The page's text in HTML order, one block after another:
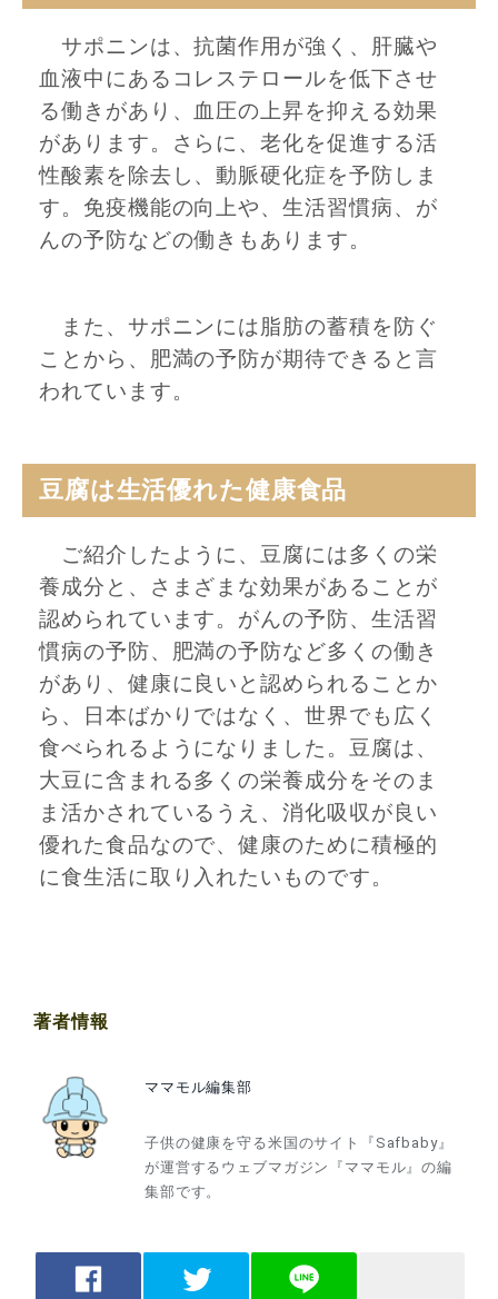
サポニンは、抗菌作用が強く、肝臓や
血液中にあるコレステロールを低下させ
る働きがあり、血圧の上昇を抑える効果
があります。さらに、老化を促進する活
性酸素を除去し、動脈硬化症を予防しま
す。免疫機能の向上や、生活習慣病、が
んの予防などの働きもあります。
また、サポニンには脂肪の蓄積を防ぐ
ことから、肥満の予防が期待できると言
われています。
豆腐は生活優れた健康食品
ご紹介したように、豆腐には多くの栄
養成分と、さまざまな効果があることが
認められています。がんの予防、生活習
慣病の予防、肥満の予防など多くの働き
があり、健康に良いと認められることか
ら、日本ばかりではなく、世界でも広く
食べられるようになりました。豆腐は、
大豆に含まれる多くの栄養成分をそのま
ま活かされているうえ、消化吸収が良い
優れた食品なので、健康のために積極的
に食生活に取り入れたいものです。
著者情報
ママモル編集部
子供の健康を守る米国のサイト『Safbaby』
が運営するウェブマガジン『ママモル』の編
集部です。